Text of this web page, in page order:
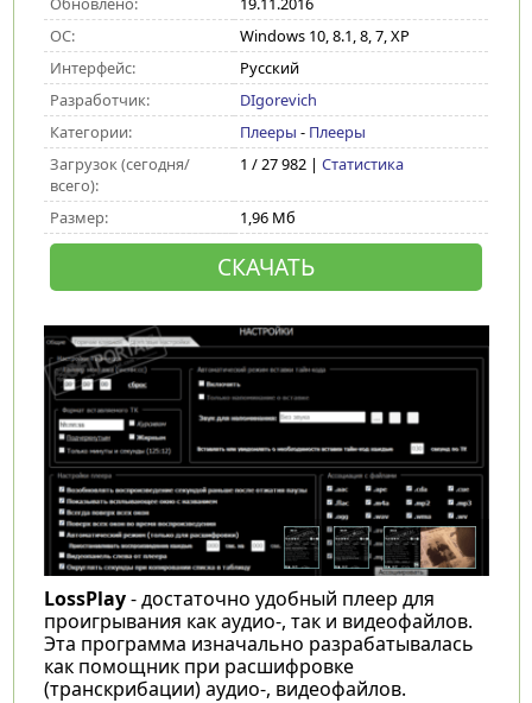
ОС:
Windows 10, 8.1, 8, 7, XP
Интерфейс:
Русский
Разработчик:
DIgorevich
Категории:
Плееры - Плееры
Загрузок (сегодня/
всего):
1 / 27 982 | Статистика
Размер: 1,96 Мб
СКАЧАТЬ
LossPlay- достаточно удобный плеер для
проигрывания как аудио-, так и видеофайлов.
Эта программа изначально разрабатывалась
как помощник при расшифровке
(транскрибации) аудио-, видеофайлов.